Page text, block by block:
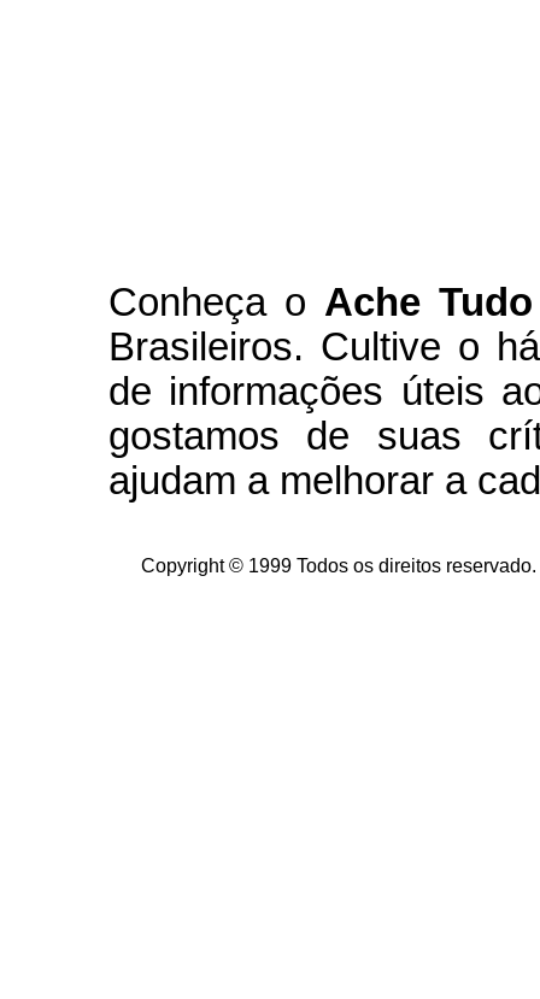
Conheçao Ache
Brasileiros. Cultive o
de informações úteis
gostamos de suas
ajudam a melhorar a
Copyright © 1999 Todos os direitos reservado.